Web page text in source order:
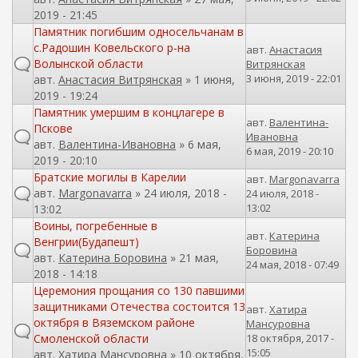
2019 - 21:45
Памятник погибшим односельчанам в
с.Радошин Ковельского р-на
Волынской области
авт. Анастасия Витрянская » 1 июня,
2019 - 19:24
авт. Анастасия
Витрянская
3 июня, 2019 - 22:01
Памятник умершим в концлагере в
Пскове
авт. Валентина-Ивановна » 6 мая,
2019 - 20:10
авт. Валентина-
Ивановна
6 мая, 2019 - 20:10
Братские могилы в Карелии
авт. Margonavarra » 24 июля, 2018 -
13:02
авт. Margonavarra
24 июля, 2018 -
13:02
Воины, погребенные в
Венгрии(Будапешт)
авт. Катерина Боровина » 21 мая,
2018 - 14:18
авт. Катерина
Боровина
24 мая, 2018 - 07:49
Церемония прощания со 130 павшими
защитниками Отечества состоится 13
октября в Вяземском районе
Смоленской области
авт. Хатира Мансуровна » 10 октября,
авт. Хатира
Мансуровна
18 октября, 2017 -
15:05